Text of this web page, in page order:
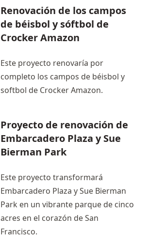
Renovación de los campos
de béisbol y sóftbol de
Crocker Amazon
Este proyecto renovaría por
completo los campos de béisbol y
softbol de Crocker Amazon.
Proyecto de renovación de
Embarcadero Plaza y Sue
Bierman Park
Este proyecto transformará
Embarcadero Plaza y Sue Bierman
Park en un vibrante parque de cinco
acres en el corazón de San
Francisco.